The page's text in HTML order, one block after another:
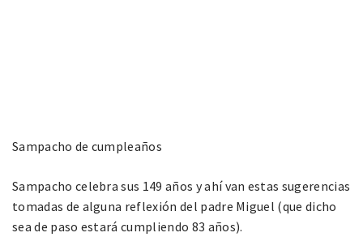
Sampacho de cumpleaños
Sampacho celebra sus 149 años y ahí van estas sugerencias
tomadas de alguna reflexión del padre Miguel (que dicho
sea de paso estará cumpliendo 83 años).